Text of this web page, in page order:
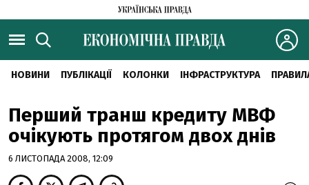
НОВИНИ ПУБЛІКАЦІЇ КОЛОНКИ ІНФРАСТРУКТУРА
Перший транш кредиту МВФ
очікують протягом двох днів
6 ЛИСТОПАДА 2008, 12:09